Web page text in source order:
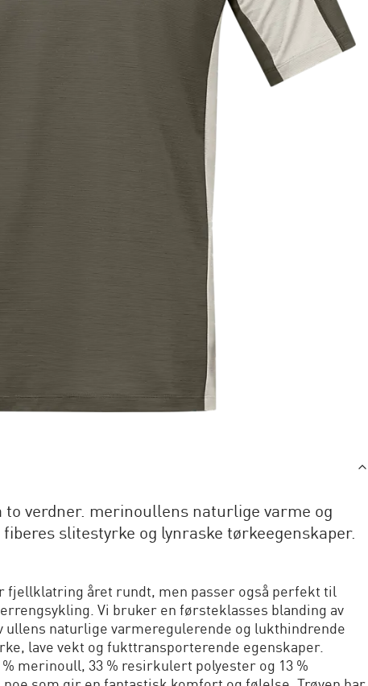
verdner. merinoullens naturlige varme og
slitestyrke og lynraske tørkeegenskaper.
fjellklatring året rundt, men passer også perfekt til
Vi bruker en førsteklasses blanding av
naturlige varmeregulerende og lukthindrende
lave vekt og fukttransporterende egenskaper.
merinoull, 33 % resirkulert polyester og 13 %